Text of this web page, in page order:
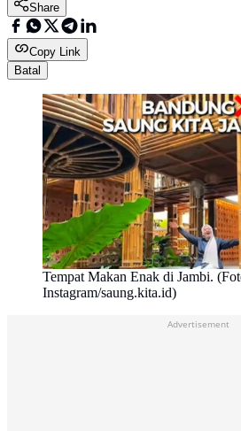
Share
Copy Link
Batal
Tempat Makan Enak di Jambi.
Instagram/saung.kita.id)